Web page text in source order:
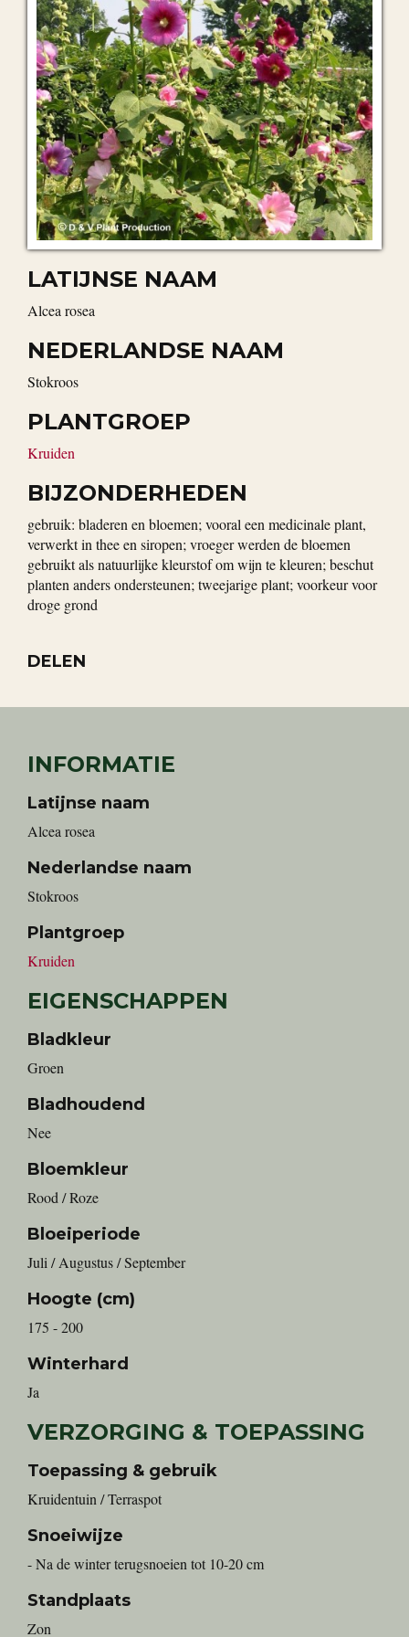
LATIJNSE NAAM
Alcea rosea
NEDERLANDSE NAAM
stokroos
PLANTGROEP
Kruiden
BIJZONDERHEDEN
gebruik: bladeren en bloemen; vooral een medicinale plant,
verwerkt in thee en siropen; vroeger werden de bloemen
gebruikt als natuurlijke kleurstof om wijn te kleuren; beschut
planten anders ondersteunen; tweejarige plant; voorkeur voor
droge grond
DELEN
INFORMATIE
Latijnse naam
Alcea rosea
Nederlandse naam
stokroos
Plantgroep
Kruiden
EIGENSCHAPPEN
Bladkleur
Groen
Bladhoudend
Nee
Bloemkleur
Rood / Roze
Bloeiperiode
Juli / Augustus / September
Hoogte (cm)
175 - 200
Winterhard
Ja
VERZORGING & TOEPASSING
Toepassing & gebruik
Kruidentuin / Terraspot
Snoeiwijze
- Na de winter terugsnoeien tot 10-20 cm
Standplaats
Zon